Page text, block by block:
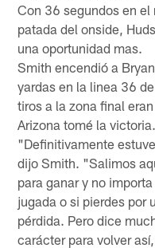
Con 36 segundos en
patada del onside,
una oportunidad mas.
Smith encendió a
yardas en la linea 36
tiros a la zona final
Arizona tomé la victoria.
"Definitivamente
dijo Smith. "Salimos
para ganar y no
jugada o si pierdes por
pérdida. Pero dice
carácter para volver